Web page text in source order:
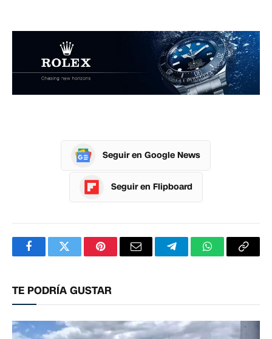
Seguir en Google News
Seguir en Flipboard
FacebookTwitterPinterestCorreoTelegramWhatsApp
TE PODRÍA GUSTAR